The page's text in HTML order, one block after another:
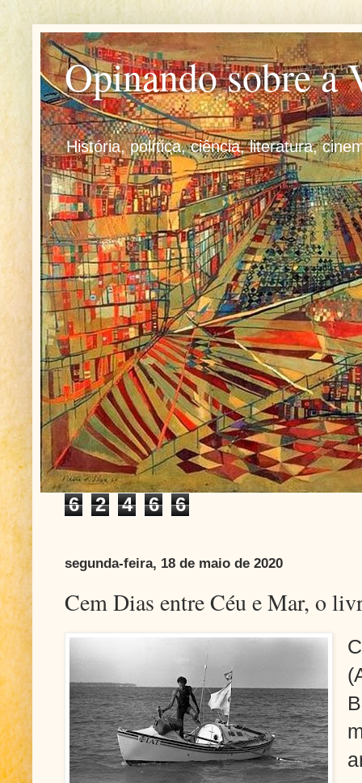
Opinando sobre a
História, política, ciência, literatura,
6 2 4 6 6
segunda-feira, 18 de maio de 2020
Cem Dias entre Céu e Mar, o